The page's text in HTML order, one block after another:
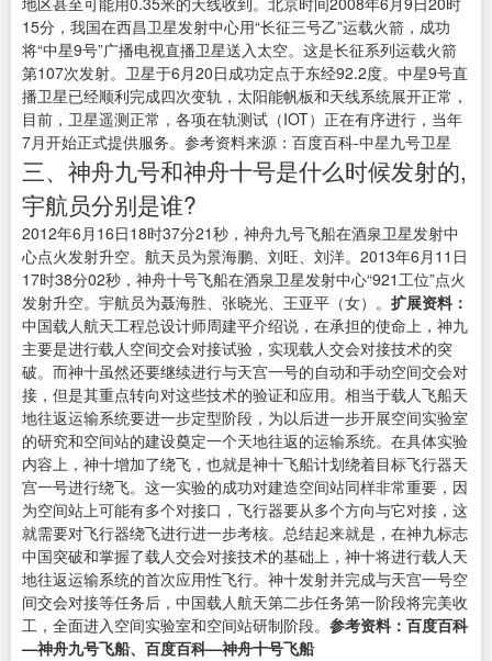
15分，我国在西昌卫星发射中心用“长征三号乙”运载火箭，成功
将“中星9号”广播电视直播卫星送入太空。这是长征系列运载火箭
第107次发射。卫星于6月20日成功定点于东经92.2度。中星9号直
播卫星已经顺利完成四次变轨，太阳能帆板和天线系统展开正常，
目前，卫星遥测正常，各项在轨测试（IOT）正在有序进行，当年
7月开始正式提供服务。参考资料来源：百度百科-中星九号卫星
三、神舟九号和神舟十号是什么时候发射的,
宇航员分别是谁?
2012年6月16日18时37分21秒，神舟九号飞船在酒泉卫星发射中
心点火发射升空。航天员为景海鹏、刘旺、刘洋。2013年6月11日
17时38分02秒，神舟十号飞船在酒泉卫星发射中心“921工位”点火
发射升空。宇航员为聂海胜、张晓光、王亚平（女）。 扩展资料：
中国载人航天工程总设计师周建平介绍说，在承担的使命上，神九
主要是进行载人空间交会对接试验，实现载人交会对接技术的突
破。而神十虽然还要继续进行与天宫一号的自动和手动空间交会对
接，但是其重点转向对这些技术的验证和应用。相当于载人飞船天
地往返运输系统要进一步定型阶段，为以后进一步开展空间实验室
的研究和空间站的建设奠定一个天地往返的运输系统。在具体实验
内容上，神十增加了绕飞，也就是神十飞船计划绕着目标飞行器天
宫一号进行绕飞。这一实验的成功对建造空间站同样非常重要，因
为空间站上可能有多个对接口，飞行器要从多个方向与它对接，这
就需要对飞行器绕飞进行进一步考核。总结起来就是，在神九标志
中国突破和掌握了载人交会对接技术的基础上，神十将进行载人天
地往返运输系统的首次应用性飞行。神十发射并完成与天宫一号空
间交会对接等任务后，中国载人航天第二步任务第一阶段将完美收
工，全面进入空间实验室和空间站研制阶段。 参考资料：百度百科
—神舟九号飞船、百度百科—神舟十号飞船